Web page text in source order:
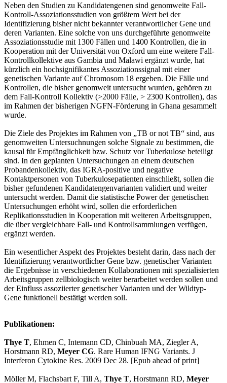
Neben den Studien zu Kandidatengenen sind genomweite Fall-
Kontroll-Assoziationsstudien von größtem Wert bei der
Identifizierung bisher nicht bekannter verantwortlicher Gene und
deren Varianten. Eine solche von uns durchgeführte genomweite
Assoziationsstudie mit 1300 Fällen und 1400 Kontrollen, die in
Kooperation mit der Universität von Oxford um eine weitere Fall-
Kontrollkollektive aus Gambia und Malawi ergänzt wurde, hat
kürzlich ein hochsignifikantes Assoziationssignal mit einer
genetischen Variante auf Chromosom 18 ergeben. Die Fälle und
Kontrollen, die bisher genomweit untersucht wurden, gehören zu
dem Fall-Kontroll Kollektiv (>2000 Fälle, > 2300 Kontrollen), das
im Rahmen der bisherigen NGFN-Förderung in Ghana gesammelt
wurde.
Die Ziele des Projektes im Rahmen von „TB or not TB“ sind, aus
genomweiten Untersuchnungen solche Signale zu bestimmen, die
kausal für Empfänglichkeit bzw. Schutz vor Tuberkulose beteiligt
sind. In den geplanten Untersuchungen an einem deutschen
Probandenkollektiv, das IGRA-positive und negative
Kontaktpersonen von Tuberkulosepatienten einschließt, sollen die
bisher gefundenen Kandidatengenvarianten validiert und weiter
untersucht werden. Damit die statistische Power der genetischen
Untersuchungen erhöht wird, sollen die erforderlichen
Replikationsstudien in Kooperation mit weiteren Arbeitsgruppen,
die über vergleichbare Fall- und Kontrollsammlungen verfügen,
ergänzt werden.
Ein wesentlicher Aspekt des Projektes besteht darin, dass nach der
Identifizierung verantwortlicher Gene bzw. genetischer Varianten
die Ergebnisse in verschiedenen Kollaborationen mit spezialisierten
Arbeitsgruppen zellbiologisch weiter berarbeitet werden sollen und
der Einfluss assoziierter genetischer Varianten und der Wildtyp-
Gene funktionell bestätigt werden soll.
Publikationen:
Thye T, Ehmen C, Intemann CD, Chinbuah MA, Ziegler A,
Horstmann RD, Meyer CG. Rare Human IFNG Variants. J
Interferon Cytokine Res. 2009 Dec 28. [Epub ahead of print]
Möller M, Flachsbart F, Till A, Thye T, Horstmann RD, Meyer